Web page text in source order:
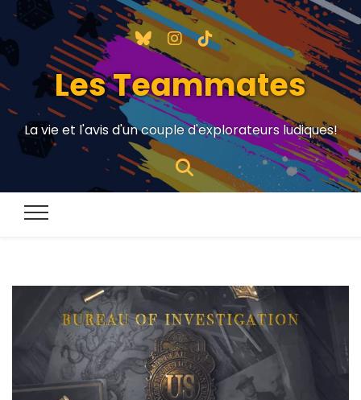
Les Teammates
La vie et l'avis d'un couple d'explorateurs ludiques!